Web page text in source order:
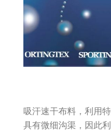
吸汗速干布料，利用
具有微细沟渠，因此